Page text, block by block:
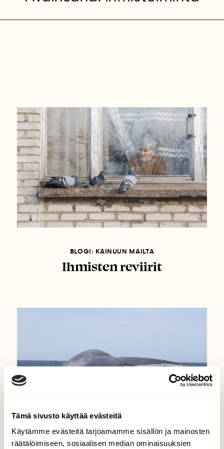
Tämä sivusto käyttää evästeitä
Käytämme evästeitä tarjoamamme sisällön ja mainosten
räätälöimiseen, sosiaalisen median ominaisuuksien
BLOGI: KAINUUN MAILTA
Ihmisten reviirit